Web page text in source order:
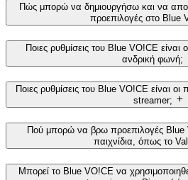
Πώς μπορώ να δημιουργήσω και να
προεπιλογές στο Blue
Ποιες ρυθμίσεις του Blue VO!CE είναι
ανδρική φωνή;
Ποιες ρυθμίσεις του Blue VO!CE είναι οι
streamer;
Πού μπορώ να βρω προεπιλογές Blue
παιχνίδια, όπως το
Μπορεί το Blue VO!CE να